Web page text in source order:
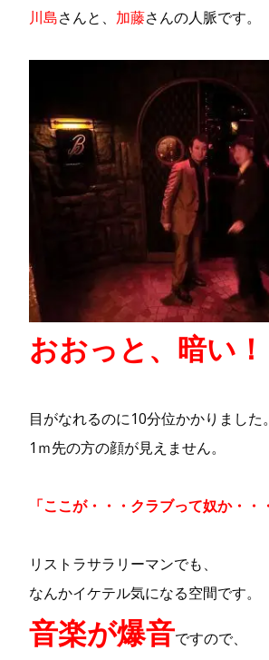
川島さんと、 加藤さんの人脈です。
おおっと、暗い！
目がなれるのに10分位かかりました。
1ｍ先の方の顔が見えません。
「ここが・・・クラブって奴か・・
リストラサラリーマンでも、
なんかイケテル気になる空間です。
音楽が爆音ですので、